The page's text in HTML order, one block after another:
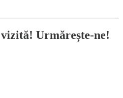
Urmărește-ne!